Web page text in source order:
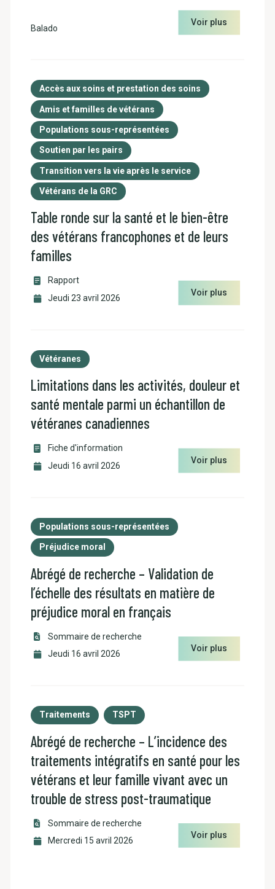
Balado
Voir plus
Accès aux soins et prestation des soins
Amis et familles de vétérans
Populations sous-représentées
Soutien par les pairs
Transition vers la vie après le service
Vétérans de la GRC
Table ronde sur la santé et le bien-être
des vétérans francophones et de leurs
familles
Rapport
Jeudi 23 avril 2026
Voir plus
Vétéranes
Limitations dans les activités, douleur et
santé mentale parmi un échantillon de
vétéranes canadiennes
Fiche d'information
Jeudi 16 avril 2026
Voir plus
Populations sous-représentées
Préjudice moral
Abrégé de recherche – Validation de
l’échelle des résultats en matière de
préjudice moral en français
Sommaire de recherche
Jeudi 16 avril 2026
Voir plus
Traitements TSPT
Abrégé de recherche – L’incidence des
traitements intégratifs en santé pour les
vétérans et leur famille vivant avec un
trouble de stress post-traumatique
Sommaire de recherche
Mercredi 15 avril 2026
Voir plus